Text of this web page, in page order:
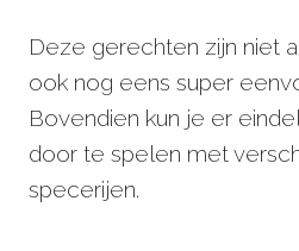
Deze gerechten zijn niet
ook nog eens super
Bovendien kun je er
door te spelen met
specerijen.